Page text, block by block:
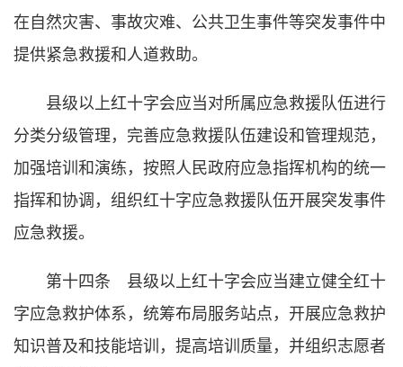
在自然灾害、事故灾难、公共卫生事件等突发事件中
提供紧急救援和人道救助。
县级以上红十字会应当对所属应急救援队伍进行
分类分级管理，完善应急救援队伍建设和管理规范，
加强培训和演练，按照人民政府应急指挥机构的统一
指挥和协调，组织红十字应急救援队伍开展突发事件
应急救援。
第十四条 县级以上红十字会应当建立健全红十
字应急救护体系，统筹布局服务站点，开展应急救护
知识普及和技能培训，提高培训质量，并组织志愿者